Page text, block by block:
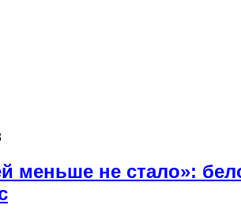
меньше не стало»: